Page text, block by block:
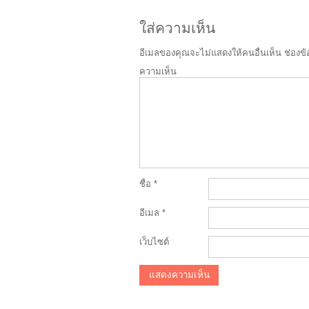
ใส่ความเห็น
อีเมลของคุณจะไม่แสดงให้คนอื่นเห็น ช่องข้
ความเห็น
ชื่อ *
อีเมล *
เว็บไซต์